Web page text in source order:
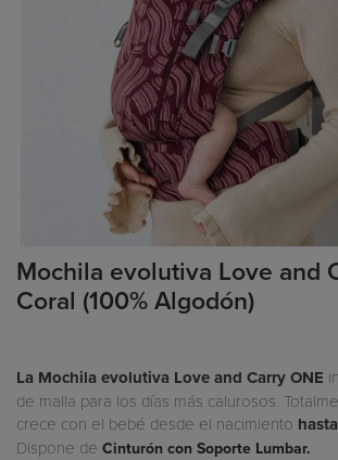
Mochila evolutiva Love and
Coral (100% Algodón)
La Mochila evolutiva Love and Carry ONE
de malla para los días más calurosos.
crece con el bebé desde el nacimiento
Dispone de Cinturón con Soporte Lumbar.